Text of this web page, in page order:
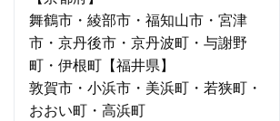
舞鶴市・綾部市・福知山市・宮津
市・京丹後市・京丹波町・与謝野
町・伊根町【福井県】
敦賀市・小浜市・美浜町・若狭町・
おおい町・高浜町